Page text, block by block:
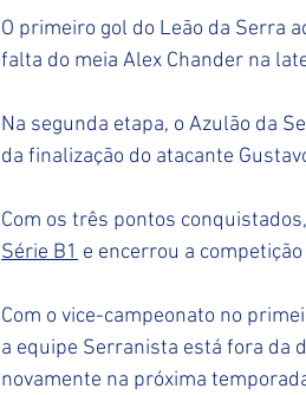
O primeiro gol do Leão da Serra
falta do meia Alex Chander na
Na segunda etapa, o Azulão da
da finalização do atacante
Com os três pontos
Série B1 e encerrou a
Com o vice-campeonato no
a equipe Serranista está fora da
novamente na próxima